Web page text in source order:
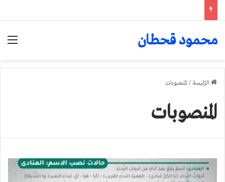
محمود قحطان
الرّئيسة / المنصوبات
المنصوبات